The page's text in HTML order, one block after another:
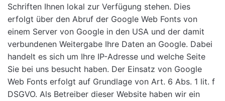
Schriften Ihnen lokal zur Verfügung stehen. Dies
erfolgt über den Abruf der Google Web Fonts von
einem Server von Google in den USA und der damit
verbundenen Weitergabe Ihre Daten an Google. Dabei
handelt es sich um Ihre IP-Adresse und welche Seite
Sie bei uns besucht haben. Der Einsatz von Google
Web Fonts erfolgt auf Grundlage von Art. 6 Abs. 1 lit. f
DSGVO. Als Betreiber dieser Website haben wir ein